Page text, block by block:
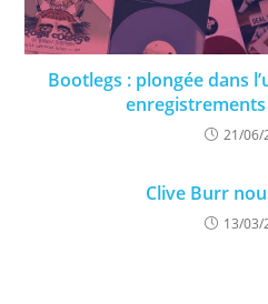
Bootlegs : plongée dans
21/06/
Clive Burr
13/03/